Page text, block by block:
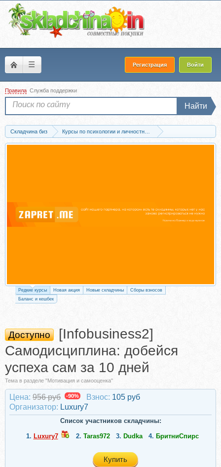
☰ Регистрация Войти
Правила Служба поддержки
Найти
Складчина биз
Курсы по психологии и личностному развитию
Мотивация и самооценка
Скачать [Infobusiness2] Самодисциплина:
Редкие курсы Новая акция Новые складчины
Сборы взносов
Баланс и кешбек
Доступно
[Infobusiness2]
Самодисциплина: добейся
успеха сам за 10 дней
Тема в разделе "Мотивация и самооценка"
Цена: 956 руб -90% Взнос: 105 руб
Организатор: Luxury7
Список участников складчины:
1. Luxury7 2. Taras972 3. Dudka 4. БритниСпирс
Купить